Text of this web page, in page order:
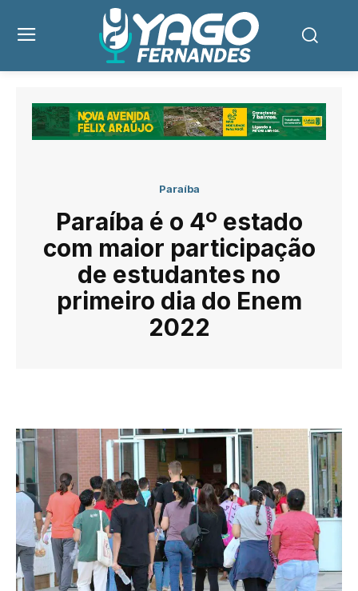
Paraíba
Paraíba é o 4º estado
com maior participação
de estudantes no
primeiro dia do Enem
2022